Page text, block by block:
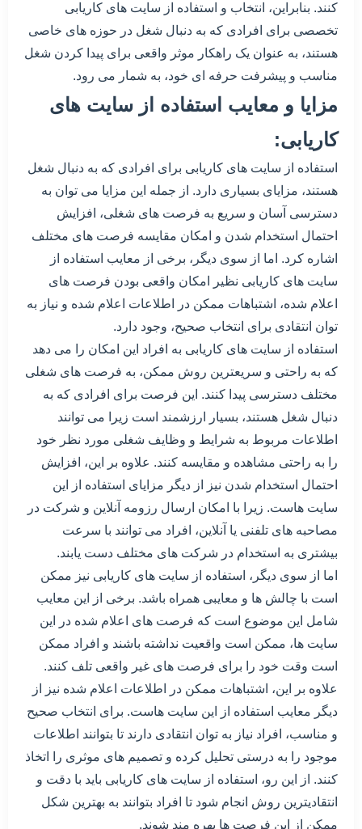
کنند. بنابراین، انتخاب و استفاده از سایت های کاریابی
تخصصی برای افرادی که به دنبال شغل در حوزه های خاصی
هستند، به عنوان یک راهکار موثر واقعی برای پیدا کردن شغل
مناسب و پیشرفت حرفه ای خود، به شمار می رود.
مزایا و معایب استفاده از سایت های
کاریابی:
استفاده از سایت های کاریابی برای افرادی که به دنبال شغل
هستند، مزایای بسیاری دارد. از جمله این مزایا می توان به
دسترسی آسان و سریع به فرصت های شغلی، افزایش
احتمال استخدام شدن و امکان مقایسه فرصت های مختلف
اشاره کرد. اما از سوی دیگر، برخی از معایب استفاده از
سایت های کاریابی نظیر امکان واقعی بودن فرصت های
اعلام شده، اشتباهات ممکن در اطلاعات اعلام شده و نیاز به
توان انتقادی برای انتخاب صحیح، وجود دارد.
استفاده از سایت های کاریابی به افراد این امکان را می دهد
که به راحتی و سریعترین روش ممکن، به فرصت های شغلی
مختلف دسترسی پیدا کنند. این فرصت برای افرادی که به
دنبال شغل هستند، بسیار ارزشمند است زیرا می توانند
اطلاعات مربوط به شرایط و وظایف شغلی مورد نظر خود
را به راحتی مشاهده و مقایسه کنند. علاوه بر این، افزایش
احتمال استخدام شدن نیز از دیگر مزایای استفاده از این
سایت هاست. زیرا با امکان ارسال رزومه آنلاین و شرکت در
مصاحبه های تلفنی یا آنلاین، افراد می توانند با سرعت
بیشتری به استخدام در شرکت های مختلف دست یابند.
اما از سوی دیگر، استفاده از سایت های کاریابی نیز ممکن
است با چالش ها و معایبی همراه باشد. برخی از این معایب
شامل این موضوع است که فرصت های اعلام شده در این
سایت ها، ممکن است واقعیت نداشته باشند و افراد ممکن
است وقت خود را برای فرصت های غیر واقعی تلف کنند.
علاوه بر این، اشتباهات ممکن در اطلاعات اعلام شده نیز از
دیگر معایب استفاده از این سایت هاست. برای انتخاب صحیح
و مناسب، افراد نیاز به توان انتقادی دارند تا بتوانند اطلاعات
موجود را به درستی تحلیل کرده و تصمیم های موثری را اتخاذ
کنند. از این رو، استفاده از سایت های کاریابی باید با دقت و
انتقادیترین روش انجام شود تا افراد بتوانند به بهترین شکل
ممکن از این فرصت ها بهره مند شوند.